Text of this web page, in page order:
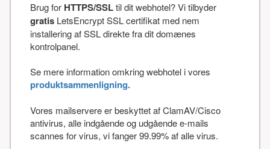
Brug for HTTPS/SSLtil dit webhotel? Vi tilbyder
gratis LetsEncrypt SSL certifikat med nem
installering af SSL direkte fra dit domænes
kontrolpanel.
Se mere information omkring webhotel i vores
produktsammenligning.
Vores mailservere er beskyttet af ClamAV/Cisco
antivirus, alle indgående og udgående e-mails
scannes for virus, vi fanger 99.99% af alle virus.